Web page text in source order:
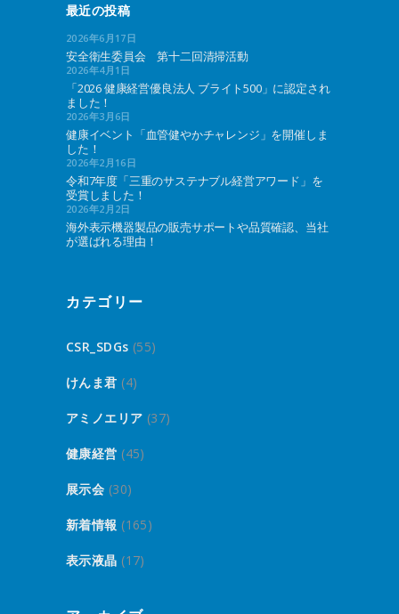
最近の投稿
2026年6月17日
安全衛生委員会 第十二回清掃活動
2026年4月1日
「2026 健康経営優良法人 ブライト500」に認定され
ました！
2026年3月6日
健康イベント「血管健やかチャレンジ」を開催しま
した！
2026年2月16日
令和7年度「三重のサステナブル経営アワード」を
受賞しました！
2026年2月2日
海外表示機器製品の販売サポートや品質確認、当社
が選ばれる理由！
カテゴリー
CSR_SDGs (55)
けんま君 (4)
アミノエリア (37)
健康経営 (45)
展示会 (30)
新着情報 (165)
表示液晶 (17)